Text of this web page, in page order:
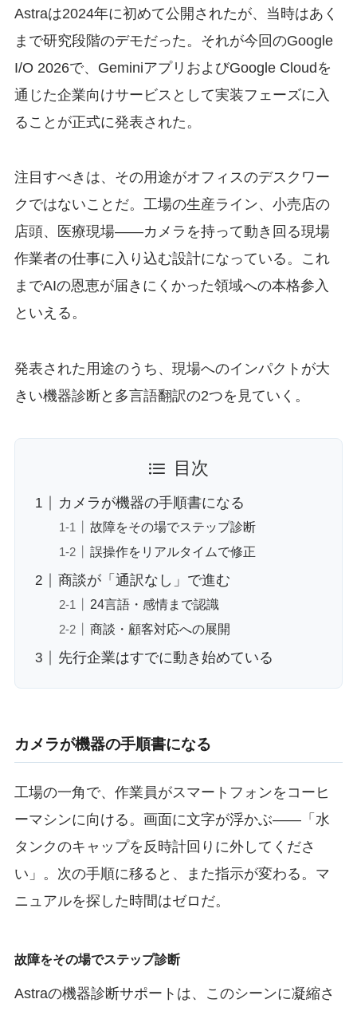
Astraは2024年に初めて公開されたが、当時はあく
まで研究段階のデモだった。それが今回のGoogle
I/O 2026で、GeminiアプリおよびGoogle Cloudを
通じた企業向けサービスとして実装フェーズに入
ることが正式に発表された。
注目すべきは、その用途がオフィスのデスクワー
クではないことだ。工場の生産ライン、小売店の
店頭、医療現場——カメラを持って動き回る現場
作業者の仕事に入り込む設計になっている。これ
までAIの恩恵が届きにくかった領域への本格参入
といえる。
発表された用途のうち、現場へのインパクトが大
きい機器診断と多言語翻訳の2つを見ていく。
目次
カメラが機器の手順書になる
故障をその場でステップ診断
誤操作をリアルタイムで修正
商談が「通訳なし」で進む
24言語・感情まで認識
商談・顧客対応への展開
先行企業はすでに動き始めている
カメラが機器の手順書になる
工場の一角で、作業員がスマートフォンをコーヒ
ーマシンに向ける。画面に文字が浮かぶ——「水
タンクのキャップを反時計回りに外してくださ
い」。次の手順に移ると、また指示が変わる。マ
ニュアルを探した時間はゼロだ。
故障をその場でステップ診断
Astraの機器診断サポートは、このシーンに凝縮さ